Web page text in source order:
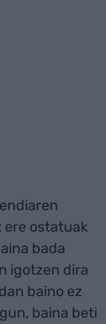
ere ostatuak
bada
igotzen dira
baino ez
baina beti